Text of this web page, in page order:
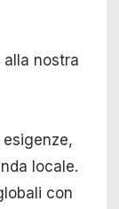
nostra
locale.
con